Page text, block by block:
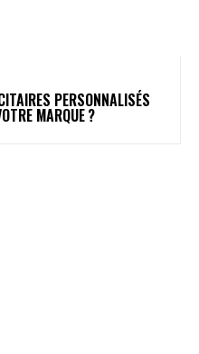
PERSONNALISÉS
MARQUE ?